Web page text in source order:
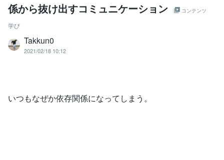
係から抜け出すコミュニケーション
コンテンツ
学び
Takkun0
2021/02/18 10:12
いつもなぜか依存関係になってしまう。